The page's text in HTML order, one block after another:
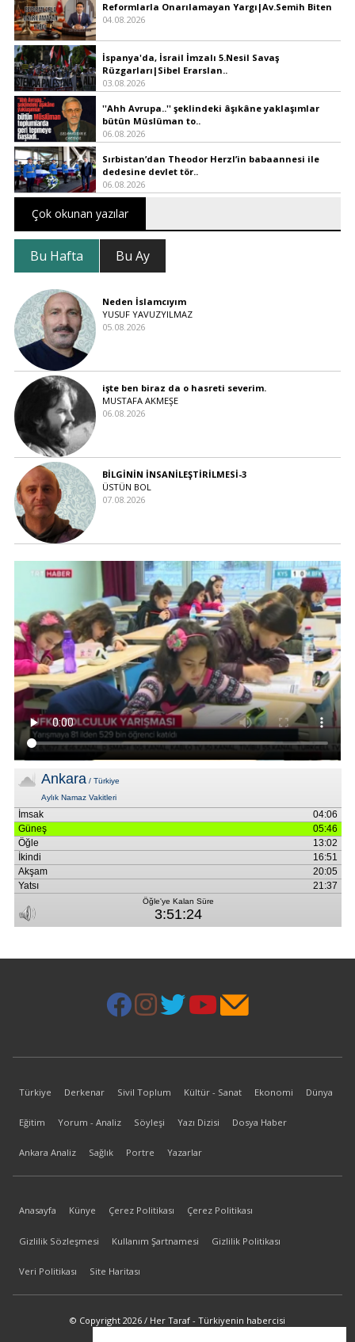
Reformlarla Onarılamayan Yargı|Av.Semih Biten
04.08.2026
İspanya'da, İsrail İmzalı 5.Nesil Savaş
Rüzgarları|Sibel Erarslan..
03.08.2026
''Ahh Avrupa..'' şeklindeki âşıkâne yaklaşımlar
bütün Müslüman to..
06.08.2026
Sırbistan’dan Theodor Herzl’in babaannesi ile
dedesine devlet tör..
06.08.2026
Çok okunan yazılar
Bu Hafta Bu Ay
Neden İslamcıyım
YUSUF YAVUZYILMAZ
05.08.2026
işte ben biraz da o hasreti severim.
MUSTAFA AKMEŞE
06.08.2026
BİLGİNİN İNSANİLEŞTİRİLMESİ-3
ÜSTÜN BOL
07.08.2026
Türkiye Derkenar Sivil Toplum Kültür - Sanat Ekonomi Dünya
Eğitim Yorum - Analiz Söyleşi Yazı Dizisi Dosya Haber
Ankara Analiz Sağlık Portre Yazarlar
Anasayfa Künye Çerez Politikası Çerez Politikası
Gizlilik Sözleşmesi Kullanım Şartnamesi Gizlilik Politikası
Veri Politikası Site Haritası
© Copyright 2026 / Her Taraf - Türkiyenin habercisi